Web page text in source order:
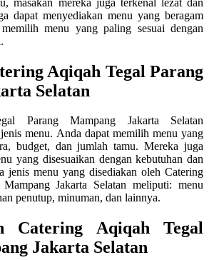
dapat menyediakan menu yang beragam
menu yang paling sesuai dengan
Aqiqah Tegal Parang
Selatan
Parang Mampang Jakarta Selatan
menu. Anda dapat memilih menu yang
budget, dan jumlah tamu. Mereka juga
yang disesuaikan dengan kebutuhan dan
jenis menu yang disediakan oleh Catering
Jakarta Selatan meliputi: menu
penutup, minuman, dan lainnya.
Catering Aqiqah Tegal
Jakarta Selatan